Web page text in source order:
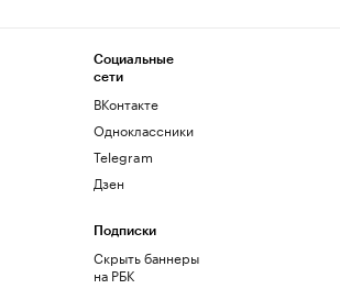
Социальные
сети
ВКонтакте
Одноклассники
Telegram
Дзен
Подписки
Скрыть баннеры
на РБК